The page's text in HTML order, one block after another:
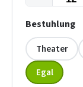
Bestuhlung
Theater
Egal